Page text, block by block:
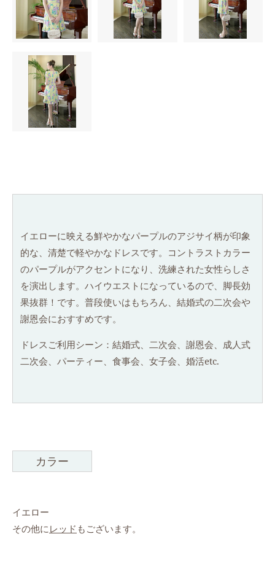
イエローに映える鮮やかなパープルのアジサイ柄が印象
的な、清楚で軽やかなドレスです。コントラストカラー
のパープルがアクセントになり、洗練された女性らしさ
を演出します。ハイウエストになっているので、脚長効
果抜群！です。普段使いはもちろん、結婚式の二次会や
謝恩会におすすめです。
ドレスご利用シーン：結婚式、二次会、謝恩会、成人式
二次会、パーティー、食事会、女子会、婚活etc.
カラー
イエロー
その他にレッド もございます。